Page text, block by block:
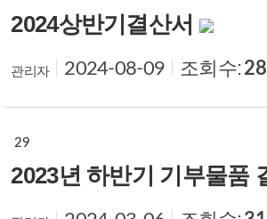
2024상반기결산서
관리자 2024-08-09 조회수:
29
2023년 하반기 기부물품